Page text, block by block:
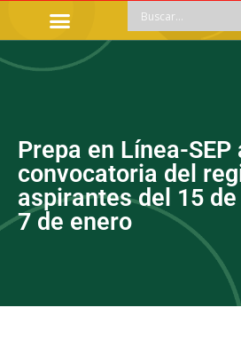
Prepa en Línea-SEP
convocatoria del
aspirantes del 15
7 de enero